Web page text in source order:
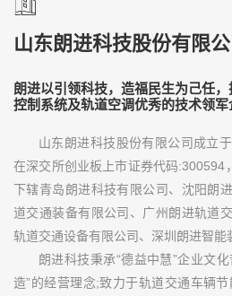
山东朗进科技股份有限公
朗进以引领科技，造福民生为己任
控制系统及轨道空调优秀的技术领军
山东朗进科技股份有限公司成立
在深交所创业板上市证券代码:300594
下辖青岛朗进科技有限公司、沈阳朗
道交通装备有限公司、广州朗进轨道
轨道交通设备有限公司、深圳朗进智能
朗进科技秉承“德益中慧”企业文
造”的经营理念;致力于轨道交通车辆